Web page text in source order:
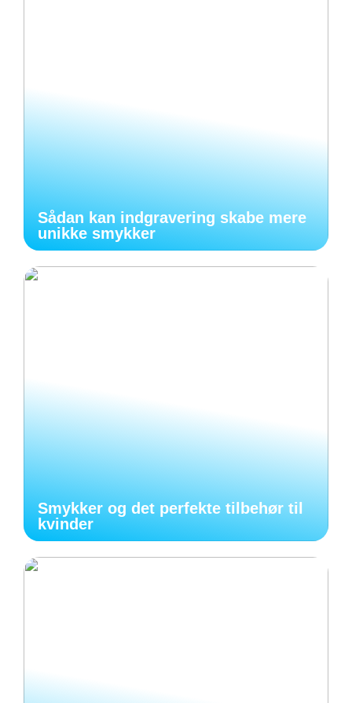
Sådan kan indgravering skabe mere
unikke smykker
Smykker og det perfekte tilbehør til
kvinder